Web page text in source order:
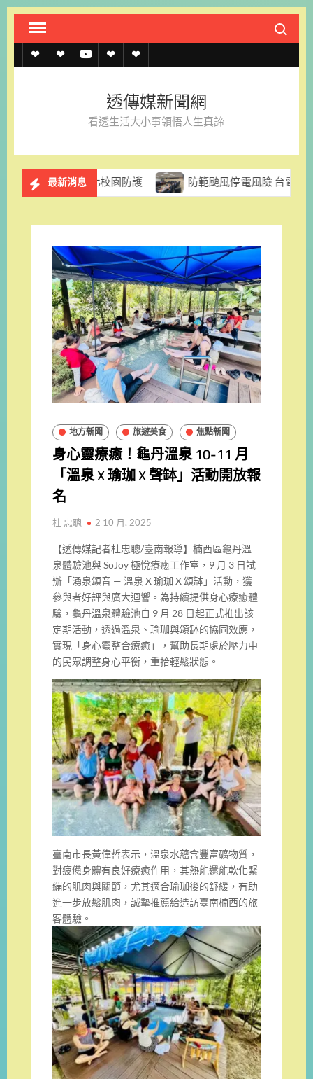
Skip
content
Search
透
約
透
上
記
單
透 聯
我
官
LINE
透傳媒新聞網
看透生活大小事領悟人生真諦
最新消息
校園防護 防範颱風停電風險 台電台南區處籲民眾及早
地方新聞 旅遊美食 焦點新聞
身心靈療癒！龜丹溫泉 10-11 月
「溫泉 X 瑜珈 X 聲缽」活動開放報
名
杜 忠聰 2 10 月, 2025
【透傳媒記者杜忠聰/臺南報導】 楠西區龜丹溫
泉體驗池與 SoJoy 極悅療癒工作室，9 月 3 日試
辦「湧泉頌音 — 溫泉 X 瑜珈 X 頌缽」活動，獲
參與者好評與廣大迴響。為持續提供身心療癒體
驗，龜丹溫泉體驗池自 9 月 28 日起正式推出該
定期活動，透過溫泉、瑜珈與頌缽的協同效應，
實現「身心靈整合療癒」，幫助長期處於壓力中
的民眾調整身心平衡，重拾輕鬆狀態。
臺南市長黃偉哲表示，溫泉水蘊含豐富礦物質，
對疲憊身體有良好療癒作用，其熱能還能軟化緊
繃的肌肉與關節，尤其適合瑜珈後的舒緩，有助
進一步放鬆肌肉，誠摯推薦給造訪臺南楠西的旅
客體驗。